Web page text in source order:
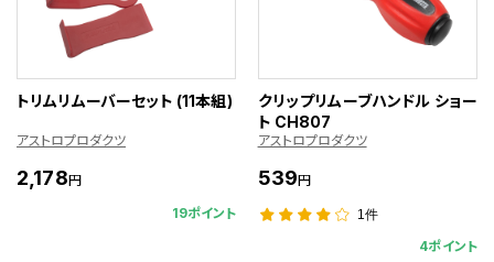
トリムリムーバーセット (11本組)
アストロプロダクツ
2,178円
19ポイント
クリップリムーブハンドル ショー
ト CH807
アストロプロダクツ
539円
1件
4ポイント